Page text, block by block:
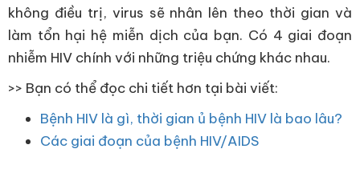
không điều trị, virus sẽ nhân lên theo thời gian và
làm tổn hại hệ miễn dịch của bạn. Có 4 giai đoạn
nhiễm HIV chính với những triệu chứng khác nhau.
>> Bạn có thể đọc chi tiết hơn tại bài viết:
Bệnh HIV là gì, thời gian ủ bệnh HIV là bao lâu?
Các giai đoạn của bệnh HIV/AIDS